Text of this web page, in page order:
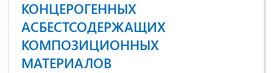
КОНЦЕРОГЕННЫХ
АСБЕСТСОДЕРЖАЩИХ
КОМПОЗИЦИОННЫХ
МАТЕРИАЛОВ